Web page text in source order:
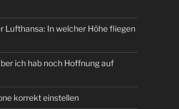
Lufthansa: In welcher Höhe fliegen
ich hab noch Hoffnung auf
korrekt einstellen